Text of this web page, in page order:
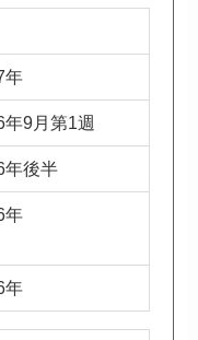
年
年9月第1週
年後半
年
年